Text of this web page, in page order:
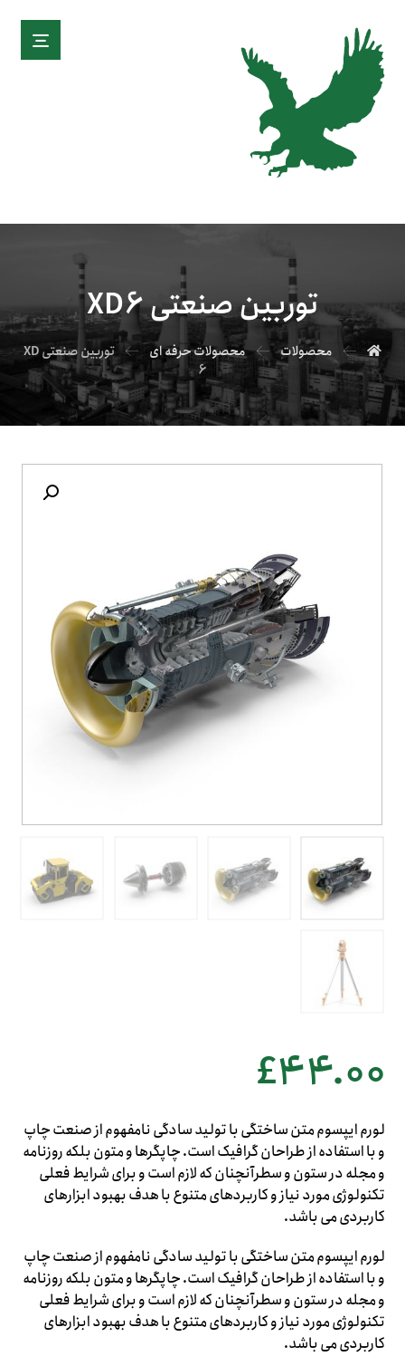
توربین صنعتی XD6
محصولات محصولات حرفه ای
توربین صنعتی XD
6
£۴۴.۰۰
لورم ایپسوم متن ساختگی با تولید سادگی نامفهوم از صنعت چاپ
و با استفاده از طراحان گرافیک است. چاپگرها و متون بلکه روزنامه
و مجله در ستون و سطرآنچنان که لازم است و برای شرایط فعلی
تکنولوژی مورد نیاز و کاربردهای متنوع با هدف بهبود ابزارهای
کاربردی می باشد.
لورم ایپسوم متن ساختگی با تولید سادگی نامفهوم از صنعت چاپ
و با استفاده از طراحان گرافیک است. چاپگرها و متون بلکه روزنامه
و مجله در ستون و سطرآنچنان که لازم است و برای شرایط فعلی
تکنولوژی مورد نیاز و کاربردهای متنوع با هدف بهبود ابزارهای
کاربردی می باشد.